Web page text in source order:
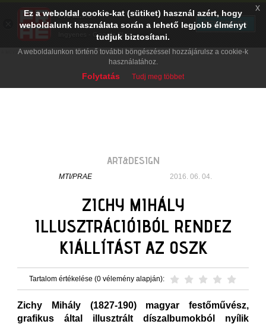
ART&DESIGN
MTI/PRAE 2016. 06. 04.
ZICHY MIHÁLY
ILLUSZTRÁCIÓIBÓL RENDEZ
KIÁLLÍTÁST AZ OSZK
Tartalom értékelése (0 vélemény alapján):
Zichy Mihály (1827-190) magyar festőművész,
grafikus által illusztrált díszalbumokból nyílik
Ez a weboldal cookie-kat (sütiket) használ azért, hogy
weboldalunk használata során a lehető legjobb élményt
tudjuk biztosítani.
A weboldalunkon történő további böngészéssel hozzájárulsz a cookie-k
használatához.
Folytatás Tudj meg többet
x
PRAE.HU
Digital Evolution
Ingyenes - Google Play
TELEPÍTÉS